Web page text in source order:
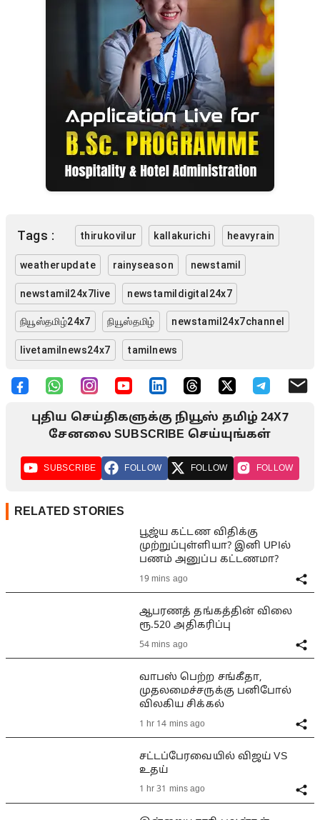
Tags : thirukovilur kallakurichi heavyrain
weatherupdate rainyseason newstamil
newstamil24x7live newstamildigital24x7
நியூஸ்தமிழ்24x7 நியூஸ்தமிழ் newstamil24x7channel
livetamilnews24x7 tamilnews
புதிய செய்திகளுக்கு நியூஸ் தமிழ் 24X7
சேனலை SUBSCRIBE செய்யுங்கள்
SUBSCRIBE FOLLOW FOLLOW FOLLOW
RELATED STORIES
பூஜ்ய கட்டண விதிக்கு
முற்றுப்புள்ளியா? இனி UPIல்
பணம் அனுப்ப கட்டணமா?
19 mins ago
ஆபரணத் தங்கத்தின் விலை
ரூ.520 அதிகரிப்பு
54 mins ago
வாபஸ் பெற்ற சங்கீதா,
முதலமைச்சருக்கு பனிபோல்
விலகிய சிக்கல்
1 hr 14 mins ago
சட்டப்பேரவையில் விஜய் VS
உதய்
1 hr 31 mins ago